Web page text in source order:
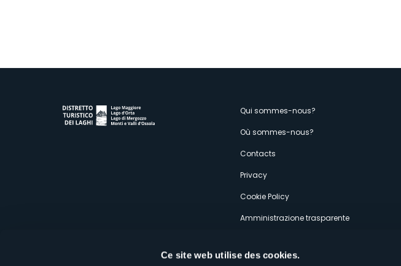
Ce site web utilise des cookies.
Menù
secondario
Qui sommes-nous?
Où sommes-nous?
Contacts
Privacy
Cookie Policy
Amministrazione trasparente